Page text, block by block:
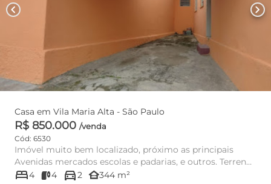
chevron_left chevron_right
Casa em Vila Maria Alta - São Paulo
R$ 850.000 /venda
Cód: 6530
Imóvel muito bem localizado, próximo as principais
Avenidas mercados escolas e padarias, e outros. Terreno
ótim...
bed4 4 directions_car2 other_houses344 m²